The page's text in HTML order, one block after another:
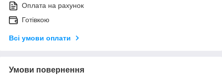
Оплата на рахунок
Готівкою
Всі умови оплати
Умови повернення